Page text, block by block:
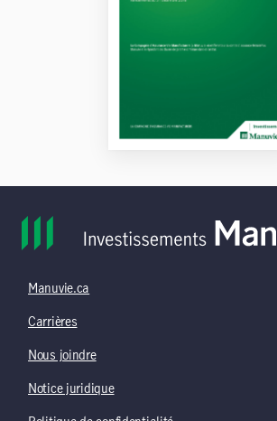
Manuvie.ca
Carrières
Nous joindre
Notice juridique